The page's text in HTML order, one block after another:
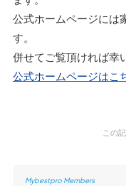
公式ホームページには
す。
併せてご覧頂ければ幸
公式ホームページはこ
この
Mybestpro Members